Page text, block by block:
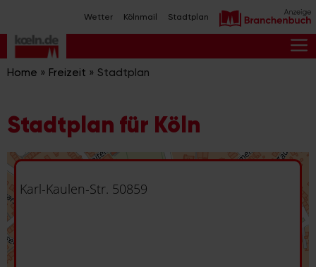
Inhalt
springen
Wetter Kölnmail Stadtplan
Home » Freizeit » Stadtplan
Stadtplan für Köln